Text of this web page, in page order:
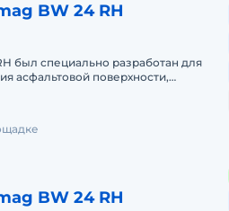
BW 24 RH
был специально разработан для
асфальтовой поверхности,
BW 24 RH